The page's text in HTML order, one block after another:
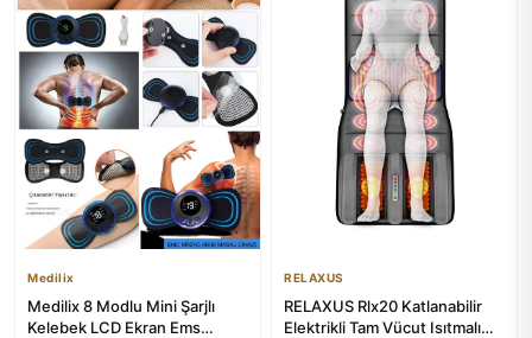
Medilix
Medilix 8 Modlu Mini Şarjlı
Kelebek LCD Ekran Ems
RELAXUS
RELAXUS Rlx20 Katlanabilir
Elektrikli Tam Vücut Isıtmalı